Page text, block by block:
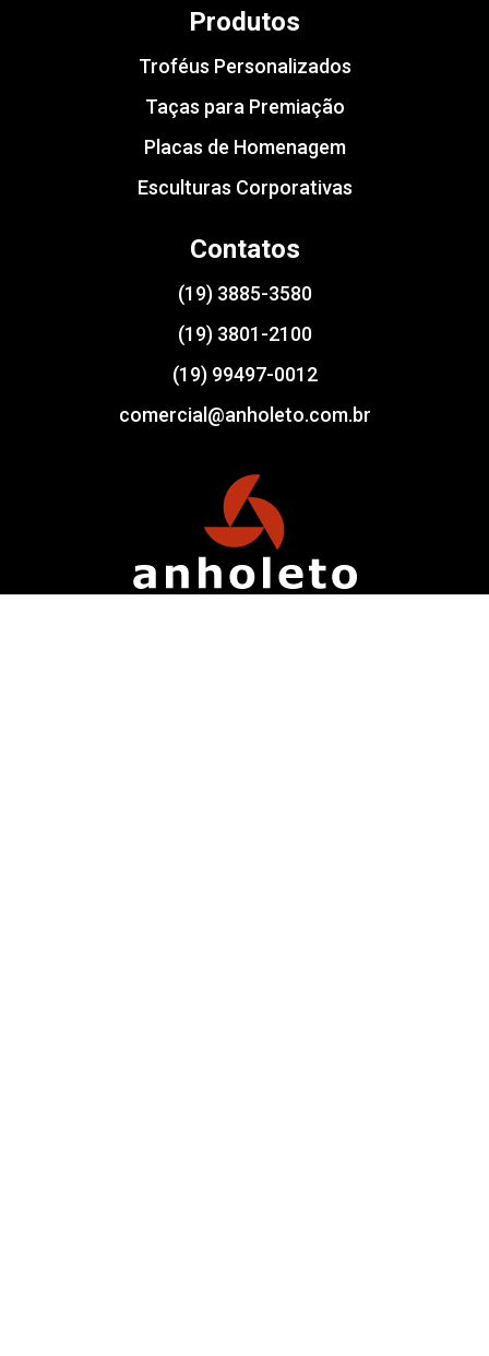
Produtos
Troféus Personalizados
Taças para Premiação
Placas de Homenagem
Esculturas Corporativas
Contatos
(19) 3885-3580
(19) 3801-2100
(19) 99497-0012
comercial@anholeto.com.br